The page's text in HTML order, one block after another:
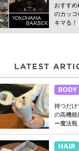
おすす
のカッ
キマる！
BODY
持つだけ
の高機
ー魔法瓶
HAIR